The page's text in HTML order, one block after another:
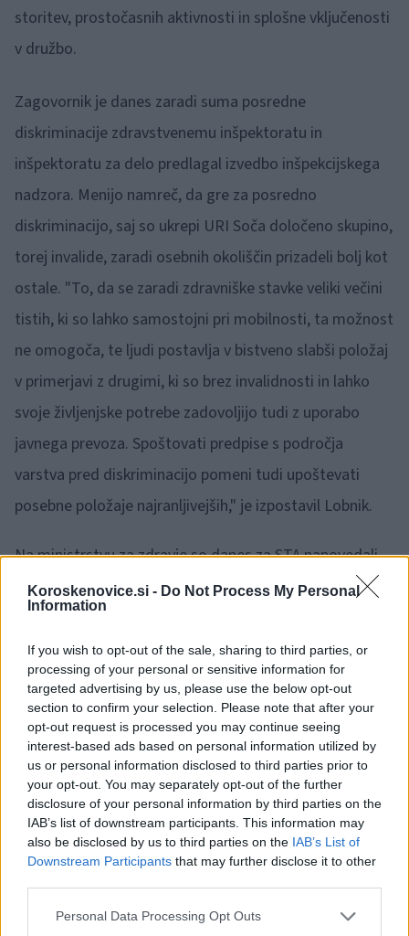
Koroskenovice.si - Do Not Process My Personal
Information
If you wish to opt-out of the sale, sharing to third parties, or
processing of your personal or sensitive information for
targeted advertising by us, please use the below opt-out
section to confirm your selection. Please note that after your
opt-out request is processed you may continue seeing
interest-based ads based on personal information utilized by
us or personal information disclosed to third parties prior to
your opt-out. You may separately opt-out of the further
disclosure of your personal information by third parties on the
IAB’s list of downstream participants. This information may
also be disclosed by us to third parties on the IAB’s List of
Downstream Participants that may further disclose it to other
Please note that this website/app uses one or more Google
Personal Data Processing Opt Outs
storitev, prostočasnih aktivnosti in splošne vključenosti
v družbo.
Zagovornik je danes zaradi suma posredne
diskriminacije zdravstvenemu inšpektoratu in
inšpektoratu za delo predlagal izvedbo inšpekcijskega
nadzora. Menijo namreč, da gre za posredno
diskriminacijo, saj so ukrepi URI Soča določeno skupino,
torej invalide, zaradi osebnih okoliščin prizadeli bolj kot
ostale. "To, da se zaradi zdravniške stavke veliki večini
tistih, ki so lahko samostojni pri mobilnosti, ta možnost
ne omogoča, te ljudi postavlja v bistveno slabši položaj
v primerjavi z drugimi, ki so brez invalidnosti in lahko
svoje življenjske potrebe zadovoljijo tudi z uporabo
javnega prevoza. Spoštovati predpise s področja
varstva pred diskriminacijo pomeni tudi upoštevati
posebne položaje najranljivejših," je izpostavil Lobnik.
Na ministrstvu za zdravje so danes za STA napovedali
nadzor zdravstvenega inšpektorata na URI Soča.
🎁1 mesec brezplačno!Beri brez oglasov Preizkusi zdaj
Zagovornik načela enakosti je sicer 23. februarja URI
Soča priporočil, naj tudi v času zdravniške stavke
invalidom zagotovi nemoteno opravljanje zdravniških
pregledov. Glede tega je obvestil vlado, ki je v četrtek z
odlokom o opravljanju zdravniške službe v času stavke
določila, da morajo zdravniki med stavko opravljati tudi